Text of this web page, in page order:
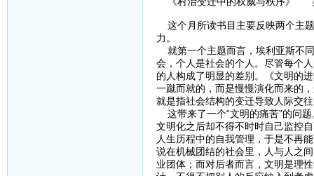
这个月所读书目主要反映两个主
力。
就第一个主题而言，埃利亚斯不
会，个人是社会的个人。尽管每个
的人构成了明显的差别。《文明的
一蹴而就的，而是慢慢演化而来的
就是指社会结构的变迁导致人际交
这带来了一个“文明的痛苦”的问
文明化之后却不得不时时自己监控
人生历程中的自我管理，于是不再
说在机械团结的社会里，人与人之
业团体；而对后者而言，文明是理